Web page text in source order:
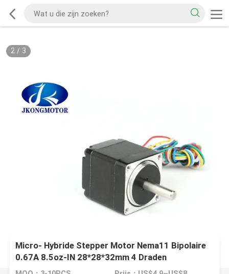
2/ 3
Micro- Hybride Stepper Motor Nema11 Bipolaire
0.67A 8.5oz-IN 28*28*32mm 4 Draden